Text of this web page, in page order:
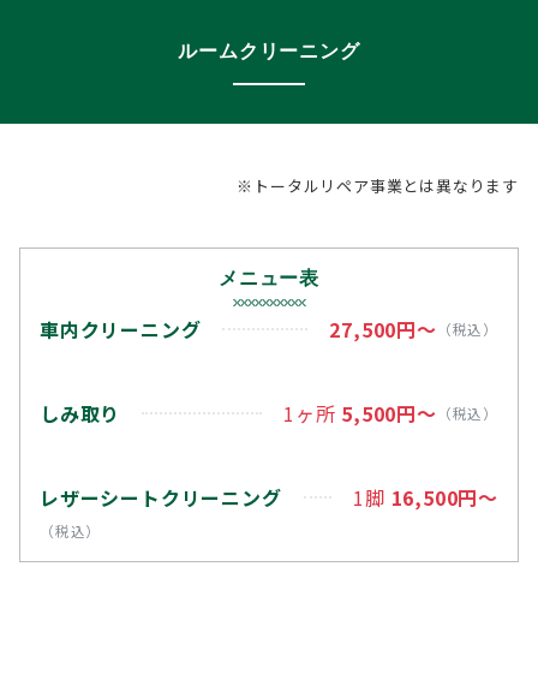
ルームクリーニング
※トータルリペア事業とは異なります
メニュー表
車内クリーニング 27,500円～ （税込）
しみ取り 1ヶ所 5,500円～ （税込）
レザーシートクリーニング 1脚 16,500円～
（税込）